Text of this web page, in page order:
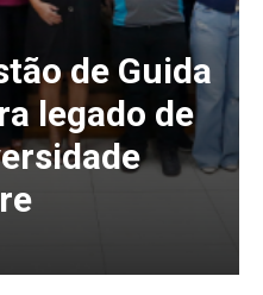
de Guida
legado de